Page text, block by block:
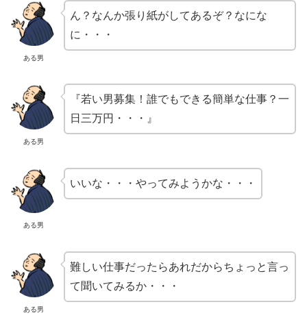
ある男
ん？なんか張り紙がしてあるぞ？なにな
に・・・
ある男
『若い男募集！誰でもできる簡単な仕事？一
日三万円・・・』
ある男
いいな・・・やってみようかな・・・
ある男
難しい仕事だったらあれだからちょっと言っ
て聞いてみるか・・・